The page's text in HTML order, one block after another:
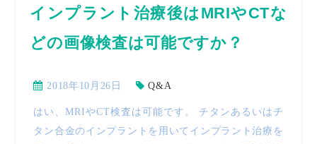
インプラント治療後はMRIやCTな
どの画像検査は可能ですか？
2018年10月26日 Q&A
はい、MRIやCT検査は可能です。 チタンあるいはチ
タン合金のインプラントを用いてインプラント治療を